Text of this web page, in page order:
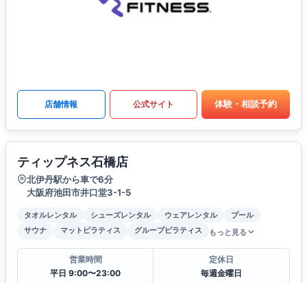
店舗情報 公式サイト 体験・相談予約
ティップネス石橋店
北伊丹駅から車で6分
大阪府池田市井口堂3-1-5
タオルレンタル シューズレンタル ウェアレンタル
プール
サウナ
マットピラティス グループピラティス もっと見る
営業時間
平日 9:00〜23:00
定休日
毎週金曜日